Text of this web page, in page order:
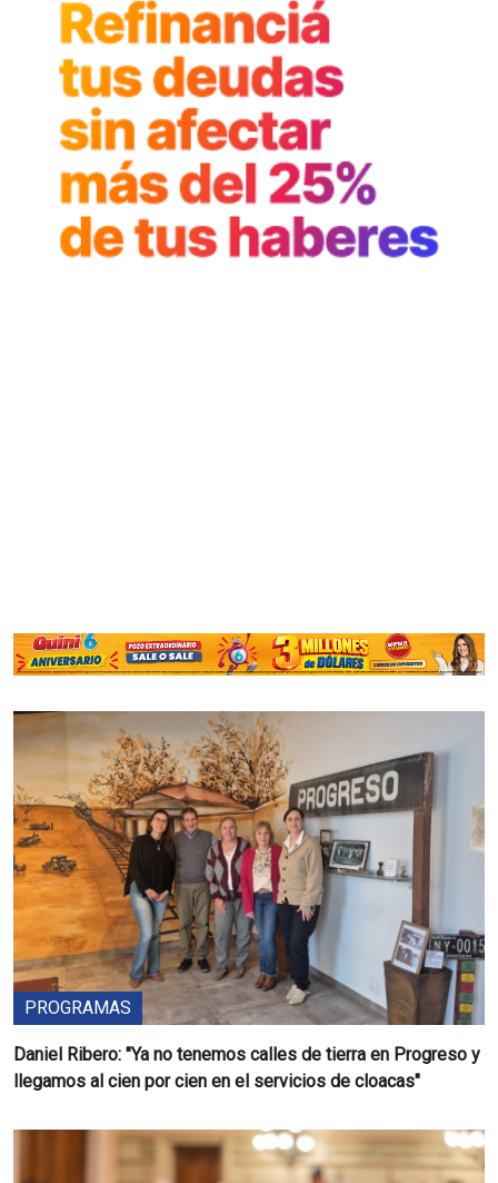
PROGRAMAS
Daniel Ribero: "Ya no tenemos calles de tierra en Progreso y
llegamos al cien por cien en el servicios de cloacas"